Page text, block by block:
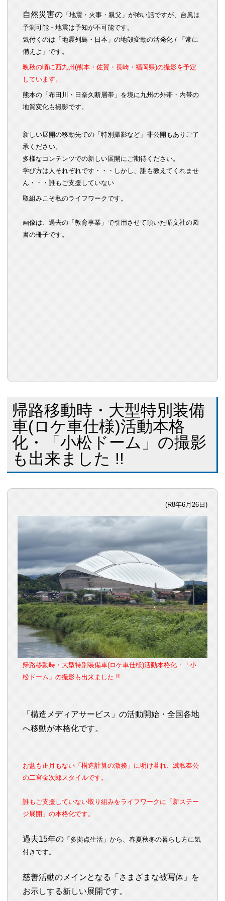
自然災害の 「地震・火事・親父」が怖い話ですが、台風は
予測可能・地震は予知が不可能です。
気付くのは「地震列島・日本」の地殻変動の活発化 / 「常に
備えよ」です。
晩秋の頃に西九州(熊本・佐賀・長崎・福岡県)の撮影を予定
しています。
熊本の「布田川・日奈久断層帯」を境に九州の外帯・内帯の
地質変化も撮影です。
新しい展開の移動先での「特別撮影など」非公開もありご了
承ください。
多様なコンテンツでの新しい展開にご期待ください。
学び方は人それぞれです・・・しかし、誰も教えてくれませ
ん・・・誰もご支援していない
取組みこそ私のライフワークです。
画像は、過去の「教育事業」で引用させて頂いた昭文社の図
書の冊子です。
帰路移動時・大型特別装備
車(ロケ車仕様)活動本格
化・「小松ドーム」の撮影
も出来ました !!
(R8年6月26日)
帰路移動時・大型特別装備車(ロケ車仕様)活動本格化・「小
松ドーム」の撮影も出来ました !!
「構造メディアサービス」の活動開始・全国各地
へ移動が本格化です。
お盆も正月もない「構造計算の激務」に明け暮れ、滅私奉公
の二宮金次郎スタイルです。
誰もご支援していない取り組みをライフワークに 「新ステー
ジ展開」の本格化です。
過去15年の 「多拠点生活」から、春夏秋冬の暮らし方に気
付きです。
慈善活動のメインとなる
「さまざまな被写体」を
お示しする新しい展開です。